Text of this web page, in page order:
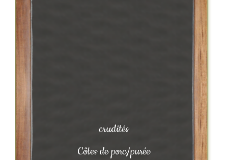
crudités
Côtes de porc/purée